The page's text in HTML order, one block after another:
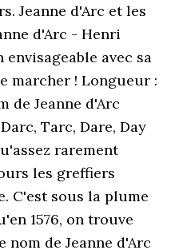
Jeanne d'Arc et les
d'Arc - Henri
envisageable avec sa
marcher ! Longueur :
de Jeanne d'Arc
Tarc, Dare, Day
rarement
les greffiers
C'est sous la plume
1576, on trouve
de Jeanne d'Arc